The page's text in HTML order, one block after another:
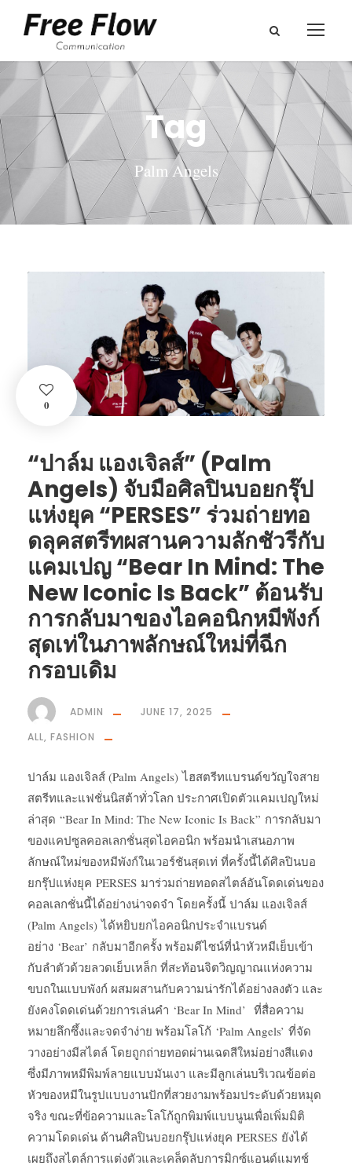
Tag
Palm Angels
0
“ปาล์ม แองเจิลส์” (Palm
Angels) จับมือศิลปินบอยกรุ๊ป
แห่งยุค “PERSES” ร่วมถ่ายทอ
ดลุคสตรีทผสานความลักชัวรีกับ
แคมเปญ “Bear In Mind: The
New Iconic Is Back” ต้อนรับ
การกลับมาของไอคอนิกหมีพังก์
สุดเท่ในภาพลักษณ์ใหม่ที่ฉีก
กรอบเดิม
ADMIN
JUNE 17, 2025
ALL, FASHION
ปาล์ม แองเจิลส์ (Palm Angels) ไฮสตรีทแบรนด์ขวัญใจสาย
สตรีทและแฟชั่นนิสต้าทั่วโลก ประกาศเปิดตัวแคมเปญใหม่
ล่าสุด “Bear In Mind: The New Iconic Is Back” การกลับมา
ของแคปซูลคอลเลกชั่นสุดไอคอนิก พร้อมนำเสนอภาพ
ลักษณ์ใหม่ของหมีพังก์ในเวอร์ชันสุดเท่ ที่ครั้งนี้ได้ศิลปินบอ
ยกรุ๊ปแห่งยุค PERSES มาร่วมถ่ายทอดสไตล์อันโดดเด่นของ
คอลเลกชั่นนี้ได้อย่างน่าจดจำ โดยครั้งนี้ ปาล์ม แองเจิลส์
(Palm Angels) ได้หยิบยกไอคอนิกประจำแบรนด์
อย่าง ‘Bear’ กลับมาอีกครั้ง พร้อมดีไซน์ที่นำหัวหมีเย็บเข้า
กับลำตัวด้วยลวดเย็บเหล็ก ที่สะท้อนจิตวิญญาณแห่งความ
ขบถในแบบพังก์ ผสมผสานกับความน่ารักได้อย่างลงตัว และ
ยังคงโดดเด่นด้วยการเล่นคำ ‘Bear In Mind’ ที่สื่อความ
หมายลึกซึ้งและจดจำง่าย พร้อมโลโก้ ‘Palm Angels’ ที่จัด
วางอย่างมีสไตล์ โดยถูกถ่ายทอดผ่านเฉดสีใหม่อย่างสีแดง
ซึ่งมีภาพหมีพิมพ์ลายแบบมันเงา และมีลูกเล่นบริเวณข้อต่อ
หัวของหมีในรูปแบบงานปักที่สวยงามพร้อมประดับด้วยหมุด
จริง ขณะที่ข้อความและโลโก้ถูกพิมพ์แบบนูนเพื่อเพิ่มมิติ
ความโดดเด่น ด้านศิลปินบอยกรุ๊ปแห่งยุค PERSES ยังได้
เผยถึงสไตล์การแต่งตัวและเคล็ดลับการมิกซ์แอนด์แมทช์